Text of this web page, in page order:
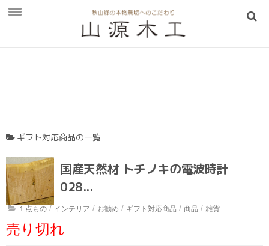
アクセス
販売・展示場
手彫りこね鉢の製造過程
Q＆A
取扱商品
ギフト対応商品の一覧
国産天然材 トチノキの電波時計
028...
１点もの / インテリア / お勧め / ギフト対応商品 / 商品 / 雑貨
売り切れ